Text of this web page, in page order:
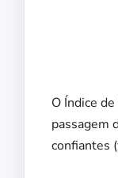
O Índice
passagem
confiantes